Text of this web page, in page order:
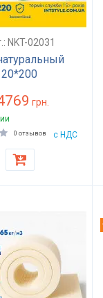
NKT-02031
грн.
0 отзывов с НДС